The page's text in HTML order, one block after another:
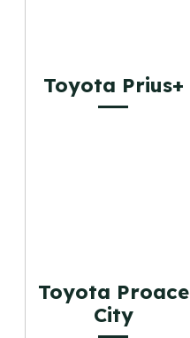
Toyota Prius+
Toyota Proace
City